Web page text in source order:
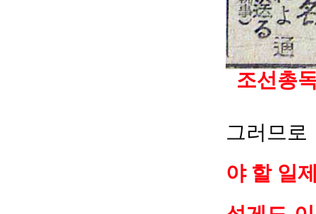
조선총
그러므
야 할 일